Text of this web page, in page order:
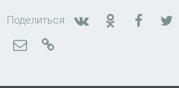
Поделиться: Вконтакте
Электронная почта